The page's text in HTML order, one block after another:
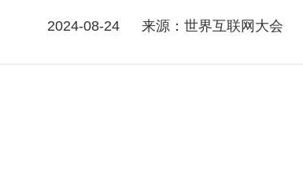
2024-08-24 来源：世界互联网大会